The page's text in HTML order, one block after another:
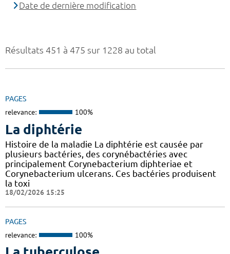
Résultats 451 à 475 sur 1228 au total
PAGES
relevance: 100%
La diphtérie
Histoire de la maladie La diphtérie est causée par
plusieurs bactéries, des corynébactéries avec
principalement Corynebacterium diphteriae et
Corynebacterium ulcerans. Ces bactéries produisent
la toxi
18/02/2026 15:25
PAGES
relevance: 100%
Date de dernière modification